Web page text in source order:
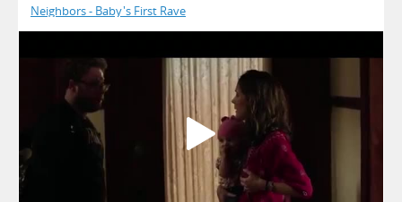
Neighbors - Baby's First Rave